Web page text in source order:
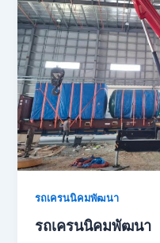
รถเครนนิคมพัฒนา
รถเครนนิคมพัฒนา